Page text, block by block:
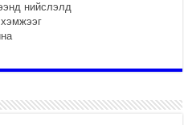
нийслэлд
өгөхөөр